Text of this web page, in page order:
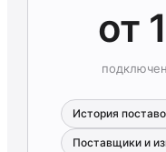
от
История
Поставщики и